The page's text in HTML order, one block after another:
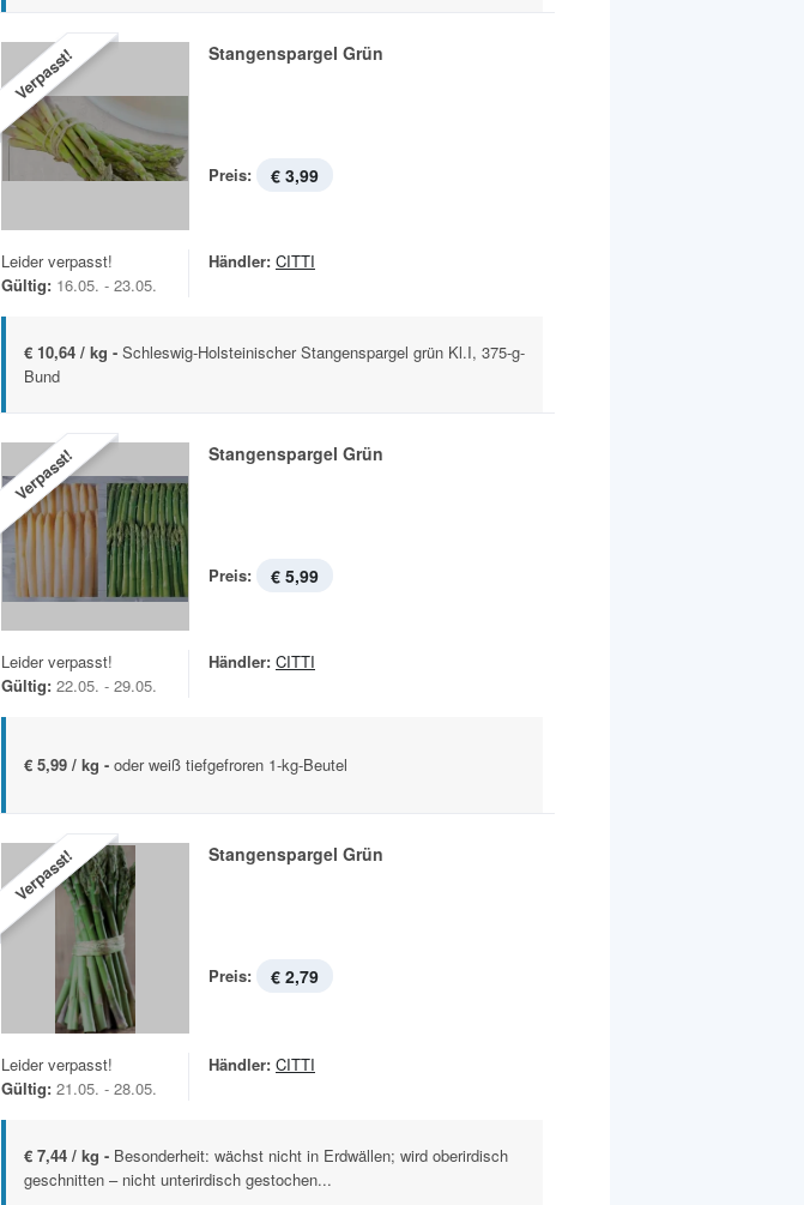
Verpasst! Stangenspargel Grün
Preis: € 3,99
Leider verpasst!
Gültig: 16.05. - 23.05.
Händler: CITTI
€ 10,64 / kg - Schleswig-Holsteinischer Stangenspargel grün Kl.I, 375-g-
Bund
Verpasst! Stangenspargel Grün
Preis: € 5,99
Leider verpasst!
Gültig: 22.05. - 29.05.
Händler: CITTI
€ 5,99 / kg - oder weiß tiefgefroren 1-kg-Beutel
Verpasst! Stangenspargel Grün
Preis: € 2,79
Leider verpasst!
Gültig: 21.05. - 28.05.
Händler: CITTI
€ 7,44 / kg - Besonderheit: wächst nicht in Erdwällen; wird oberirdisch
geschnitten – nicht unterirdisch gestochen...